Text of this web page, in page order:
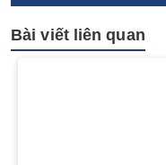
Bài viết liên quan